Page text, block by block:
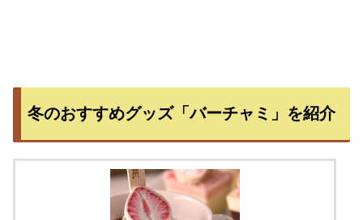
冬のおすすめグッズ「バーチャミ」を紹介